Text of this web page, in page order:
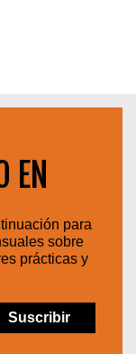
EN
para
sobre
prácticas y